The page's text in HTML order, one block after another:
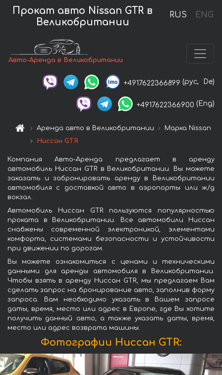
RUS ENG
Прокат авто Nissan GTR в
Великобритании
Авто-Аренда в Великобритании
+4917622366899 (рус, De)
+4917622366900 (Eng)
Аренда авто в Великобритании
Марка Nissan
Ниссан GTR
Компания Авто-Аренда предлагает в аренду
автомобиль Ниссан GTR в Великобритании. Вы можете
заказать и забронировать аренду в Великобритании
автомобиля с доставкой авто в аэропорты или ж/д
вокзал.
Автомобиль Ниссан GTR пользуются популярностью
проката в Великобритании. Все автомобили Ниссан
снабжены современной электроникой, элементами
комфорта, системами безопасности и устойчивости
при движении по дорогам.
Вы можете ознакомиться с ценами и техническими
данными для аренды автомобиля в Великобритании.
Чтобы взять в аренду Ниссан GTR, мы предлагаем Вам
сделать запрос на бронирование авто, заполнив форму
запроса. Вам необходимо указать в Вашем запросе
даты, время, место или адрес в Европе, где Вы хотите
получить данный авто, а также указать даты, время,
место или адрес возврата машины.
Фотографии Ниссан GTR: